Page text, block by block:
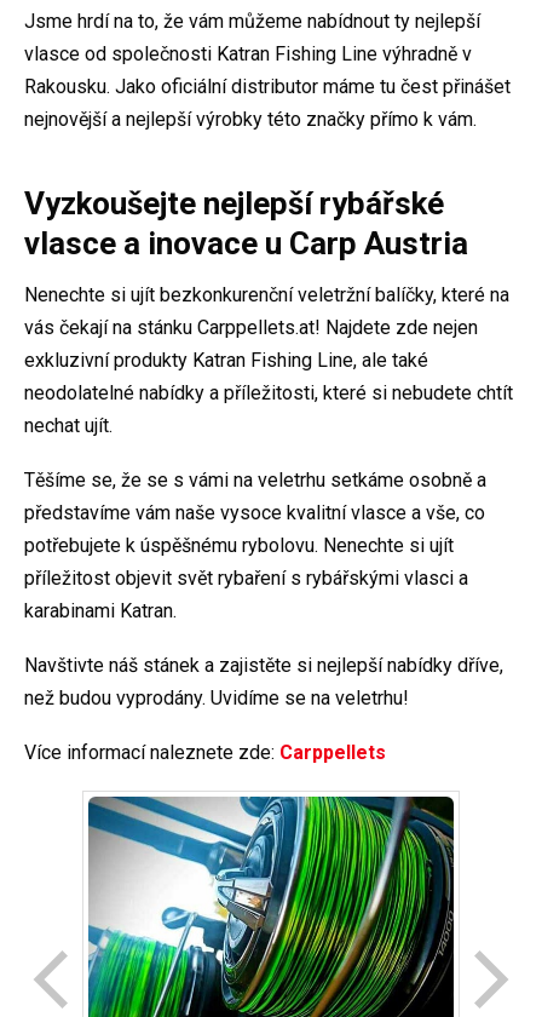
Jsme hrdí na to, že vám můžeme nabídnout ty nejlepší
vlasce od společnosti Katran Fishing Line výhradně v
Rakousku. Jako oficiální distributor máme tu čest přinášet
nejnovější a nejlepší výrobky této značky přímo k vám.
Vyzkoušejte nejlepší rybářské
vlasce a inovace u Carp Austria
Nenechte si ujít bezkonkurenční veletržní balíčky, které na
vás čekají na stánku Carppellets.at! Najdete zde nejen
exkluzivní produkty Katran Fishing Line, ale také
neodolatelné nabídky a příležitosti, které si nebudete chtít
nechat ujít.
Těšíme se, že se s vámi na veletrhu setkáme osobně a
představíme vám naše vysoce kvalitní vlasce a vše, co
potřebujete k úspěšnému rybolovu. Nenechte si ujít
příležitost objevit svět rybaření s rybářskými vlasci a
karabinami Katran.
Navštivte náš stánek a zajistěte si nejlepší nabídky dříve,
než budou vyprodány. Uvidíme se na veletrhu!
Více informací naleznete zde: Carppellets